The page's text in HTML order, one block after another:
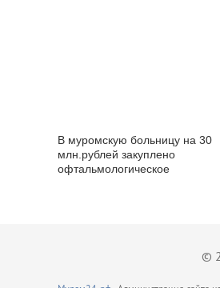
В муромскую больницу на 30
млн.рублей закуплено
офтальмологическое
©